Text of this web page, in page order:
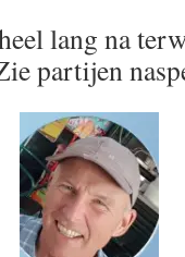
lang na
partijen